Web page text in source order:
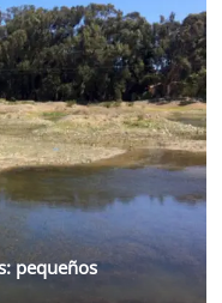
pequeños